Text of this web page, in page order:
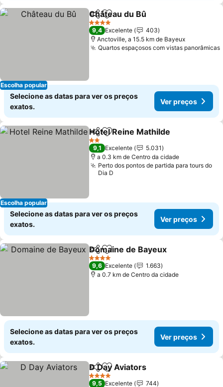
Escolha popular
PartilharAdicionar aos favoritos
Château du Bû
4 Estrelas
9,4 Excelente
403
Anctoville, a 15.5 km de Bayeux
Quartos espaçosos com vistas panorâmicas
Selecione as datas para ver os preços
exatos.
Ver preços
Escolha popular
PartilharAdicionar aos favoritos
Hotel Reine Mathilde
2 Estrelas
9,1 Excelente
5.031
a 0.3 km de Centro da cidade
Perto dos pontos de partida para tours do
Dia D
Selecione as datas para ver os preços
exatos.
Ver preços
PartilharAdicionar aos favoritos
Domaine de Bayeux
4 Estrelas
9,6 Excelente
1.663
a 0.7 km de Centro da cidade
Selecione as datas para ver os preços
exatos.
Ver preços
PartilharAdicionar aos favoritos
D Day Aviators
4 Estrelas
9,5 Excelente
744